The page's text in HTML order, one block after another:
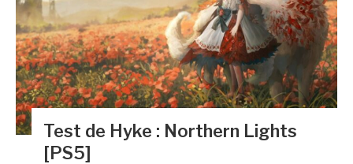
Test de Hyke : Northern Lights
[PS5]